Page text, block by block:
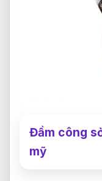
Đầm công
mỹ